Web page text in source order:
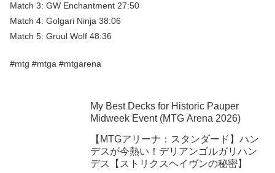
Match 3: GW Enchantment 27:50
Match 4: Golgari Ninja 38:06
Match 5: Gruul Wolf 48:36
#mtg #mtga #mtgarena
My Best Decks for Historic Pauper
Midweek Event (MTG Arena 2026)
【MTGアリーナ：スタンダード】ハン
デスが今熱い！デリアンゴルガリハン
デス【ストリクスヘイヴンの秘密】